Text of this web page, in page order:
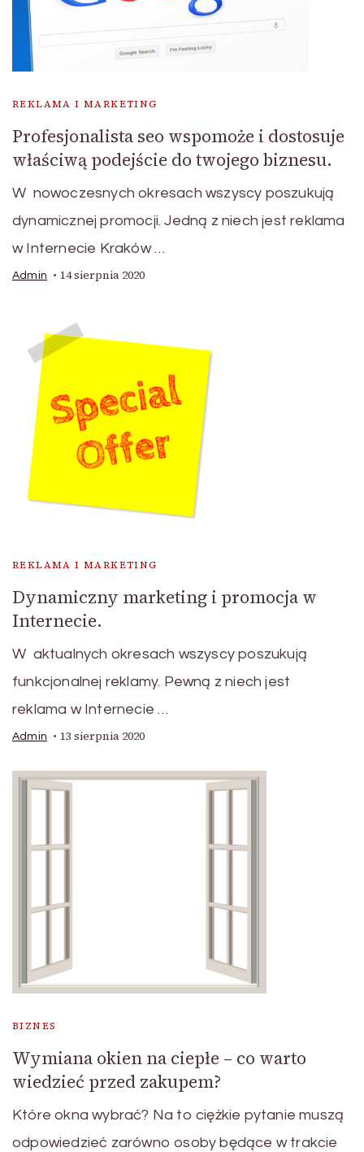
REKLAMA I MARKETING
Profesjonalista seo wspomoże i dostosuje
właściwą podejście do twojego biznesu.
W nowoczesnych okresach wszyscy poszukują
dynamicznej promocji. Jedną z niech jest reklama
w Internecie Kraków …
Admin 14 sierpnia 2020
REKLAMA I MARKETING
Dynamiczny marketing i promocja w
Internecie.
W aktualnych okresach wszyscy poszukują
funkcjonalnej reklamy. Pewną z niech jest
reklama w Internecie …
Admin 13 sierpnia 2020
BIZNES
Wymiana okien na ciepłe – co warto
wiedzieć przed zakupem?
Które okna wybrać? Na to ciężkie pytanie muszą
odpowiedzieć zarówno osoby będące w trakcie